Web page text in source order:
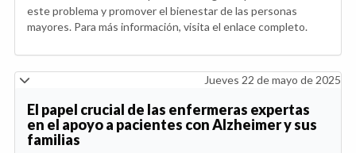
este problema y promover el bienestar de las personas
mayores. Para más información, visita el enlace completo.
Jueves 22 de mayo de 2025
El papel crucial de las enfermeras expertas
en el apoyo a pacientes con Alzheimer y sus
familias